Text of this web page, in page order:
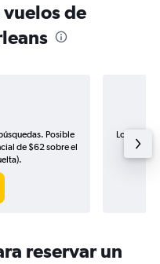
de
Posible
de $62 sobre el
Los
de
reservar un